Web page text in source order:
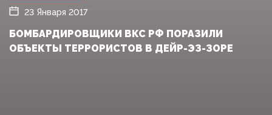
23 Января 2017
БОМБАРДИРОВЩИКИ ВКС РФ ПОРАЗИЛИ
ОБЪЕКТЫ ТЕРРОРИСТОВ В ДЕЙР-ЭЗ-ЗОРЕ‍